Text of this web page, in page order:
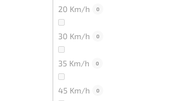
20 Km/h 0
30 Km/h 0
35 Km/h 0
45 Km/h 0